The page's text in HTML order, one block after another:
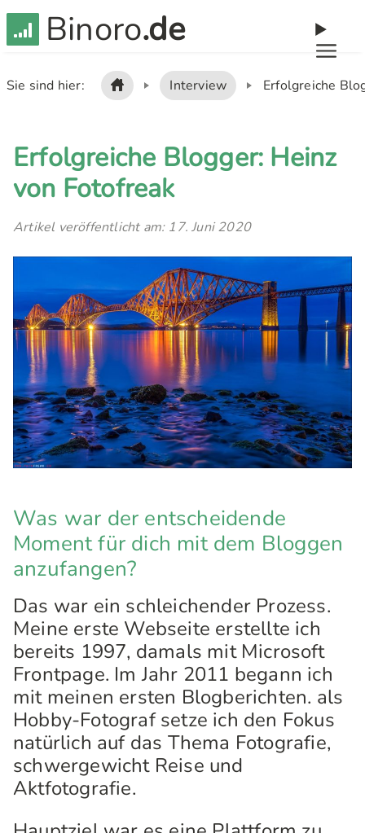
Binoro.de
Sie sind hier: Interview Erfolgreiche
Erfolgreiche Blogger: Heinz
von Fotofreak
Artikel veröffentlicht am: 17. Juni 2020
Was war der entscheidende
Moment für dich mit dem Bloggen
anzufangen?
Das war ein schleichender Prozess.
Meine erste Webseite erstellte ich
bereits 1997, damals mit Microsoft
Frontpage. Im Jahr 2011 begann ich
mit meinen ersten Blogberichten. als
Hobby-Fotograf setze ich den Fokus
natürlich auf das Thema Fotografie,
schwergewicht Reise und
Aktfotografie.